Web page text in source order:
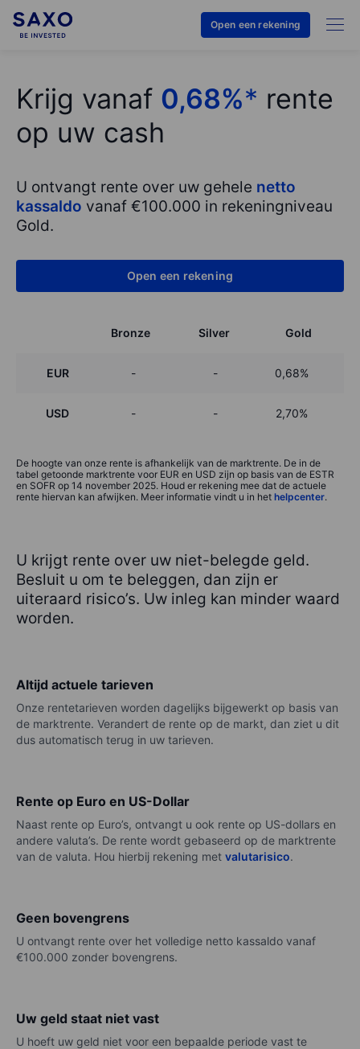
Open een rekening
Krijg vanaf 0,68%* rente
op uw cash
U ontvangt rente over uw gehele netto
kassaldo vanaf €100.000 in rekeningniveau
Gold.
Open een rekening
Bronze Silver Gold
EUR - - 0,68%
USD - - 2,70%
De hoogte van onze rente is afhankelijk van de marktrente. De in de
tabel getoonde marktrente voor EUR en USD zijn op basis van de ESTR
en SOFR op 14 november 2025. Houd er rekening mee dat de actuele
rente hiervan kan afwijken. Meer informatie vindt u in het helpcenter.
U krijgt rente over uw niet-belegde geld.
Besluit u om te beleggen, dan zijn er
uiteraard risico’s. Uw inleg kan minder waard
worden.
Altijd actuele tarieven
Onze rentetarieven worden dagelijks bijgewerkt op basis van
de marktrente. Verandert de rente op de markt, dan ziet u dit
dus automatisch terug in uw tarieven.
Rente op Euro en US-Dollar
Naast rente op Euro’s, ontvangt u ook rente op US-dollars en
andere valuta’s. De rente wordt gebaseerd op de marktrente
van de valuta. Hou hierbij rekening met valutarisico.
Geen bovengrens
U ontvangt rente over het volledige netto kassaldo vanaf
€100.000 zonder bovengrens.
Uw geld staat niet vast
U hoeft uw geld niet voor een bepaalde periode vast te